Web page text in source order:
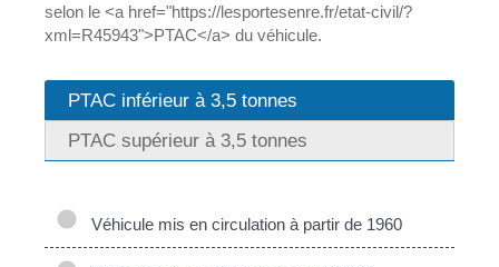
selon le <a href="https://lesportesenre.fr/etat-civil/?
xml=R45943">PTAC</a> du véhicule.
PTAC inférieur à 3,5 tonnes
PTAC supérieur à 3,5 tonnes
Véhicule mis en circulation à partir de 1960